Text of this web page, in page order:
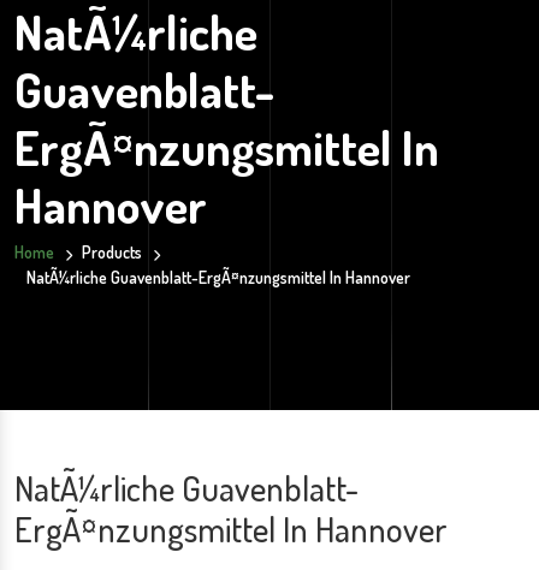
NatÃ¼rliche
Guavenblatt-
ErgÃ¤nzungsmittel In
Hannover
Home
Products
NatÃ¼rliche Guavenblatt-ErgÃ¤nzungsmittel In Hannover
NatÃ¼rliche Guavenblatt-
ErgÃ¤nzungsmittel In Hannover